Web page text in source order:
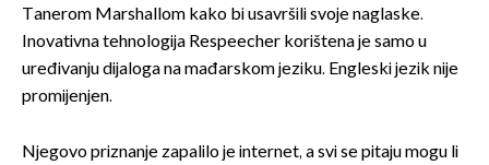
Tanerom Marshallom kako bi usavršili svoje naglaske.
Inovativna tehnologija Respeecher korištena je samo u
uređivanju dijaloga na mađarskom jeziku. Engleski jezik nije
promijenjen.
Njegovo priznanje zapalilo je internet, a svi se pitaju mogu li